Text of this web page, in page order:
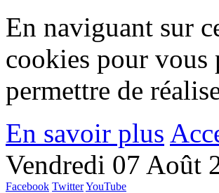
En naviguant sur
cookies pour vous
permettre de
En savoir plus
Vendredi 07 Août
Facebook TwitterYouTube